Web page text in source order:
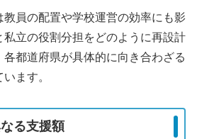
員の配置や学校運営の効率にも影
立の役割分担をどのように再設計
都道府県が具体的に向き合わざる
ます。
る支援額